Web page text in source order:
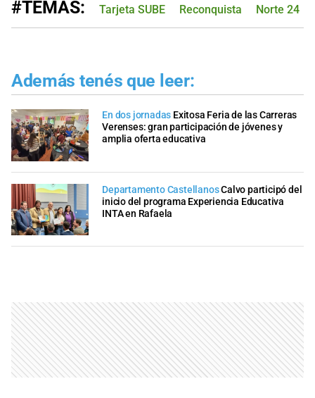
#TEMAS: Tarjeta SUBE Reconquista Norte 24
Además tenés que leer:
En dos jornadas Exitosa Feria de las Carreras
Verenses: gran participación de jóvenes y
amplia oferta educativa
Departamento CastellanosCalvo participó del
inicio del programa Experiencia Educativa
INTA en Rafaela